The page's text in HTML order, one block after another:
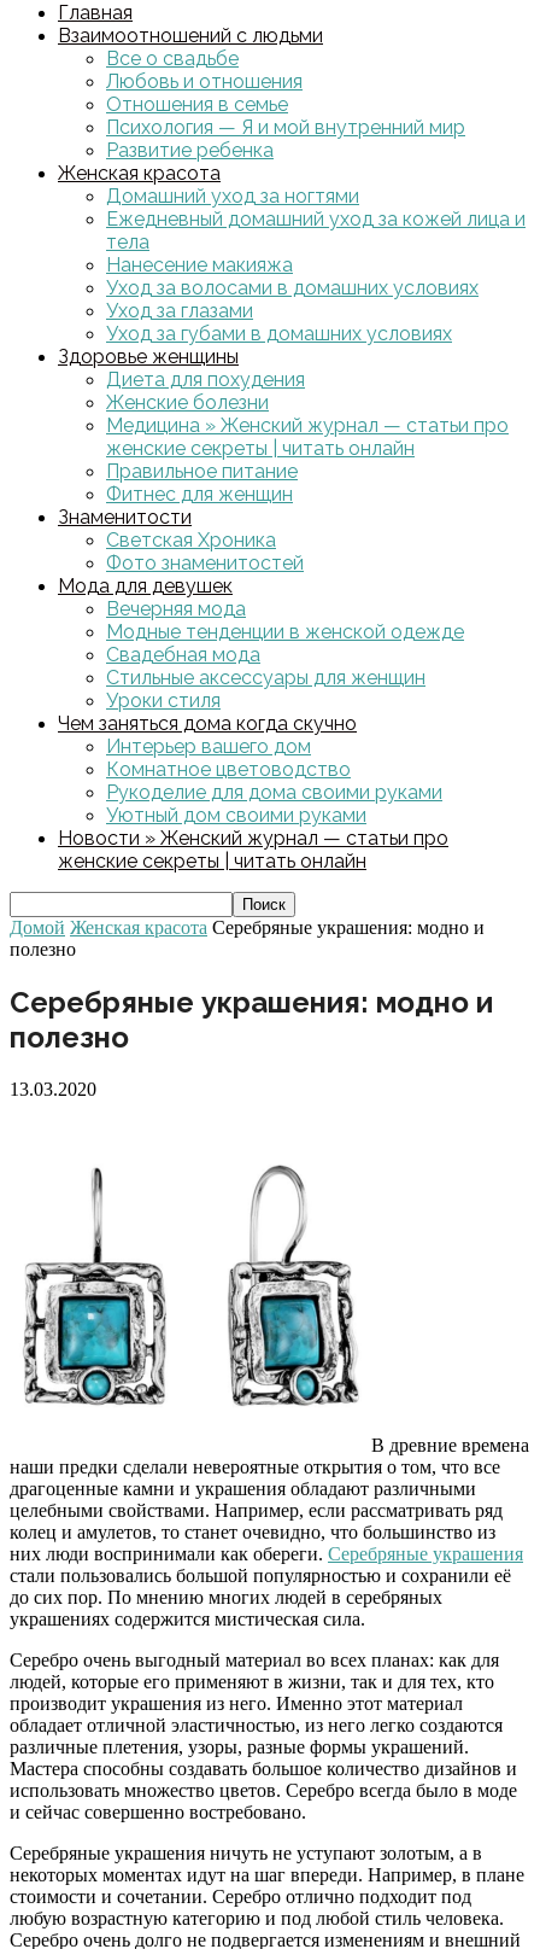
Главная
Взаимоотношений с людьми
Все о свадьбе
Любовь и отношения
Отношения в семье
Психология — Я и мой внутренний мир
Развитие ребенка
Женская красота
Домашний уход за ногтями
Ежедневный домашний уход за кожей лица и
тела
Нанесение макияжа
Уход за волосами в домашних условиях
Уход за глазами
Уход за губами в домашних условиях
Здоровье женщины
Диета для похудения
Женские болезни
Медицина » Женский журнал — статьи про
женские секреты | читать онлайн
Правильное питание
Фитнес для женщин
Знаменитости
Светская Хроника
Фото знаменитостей
Мода для девушек
Вечерняя мода
Модные тенденции в женской одежде
Свадебная мода
Стильные аксессуары для женщин
Уроки стиля
Чем заняться дома когда скучно
Интерьер вашего дом
Комнатное цветоводство
Рукоделие для дома своими руками
Уютный дом своими руками
Новости » Женский журнал — статьи про
женские секреты | читать онлайн
Домой Женская красота Серебряные украшения: модно и
полезно
Серебряные украшения: модно и
полезно
13.03.2020
В древние времена
наши предки сделали невероятные открытия о том, что все
драгоценные камни и украшения обладают различными
целебными свойствами. Например, если рассматривать ряд
колец и амулетов, то станет очевидно, что большинство из
них люди воспринимали как обереги. Серебряные украшения
стали пользовались большой популярностью и сохранили её
до сих пор. По мнению многих людей в серебряных
украшениях содержится мистическая сила.
Серебро очень выгодный материал во всех планах: как для
людей, которые его применяют в жизни, так и для тех, кто
производит украшения из него. Именно этот материал
обладает отличной эластичностью, из него легко создаются
различные плетения, узоры, разные формы украшений.
Мастера способны создавать большое количество дизайнов и
использовать множество цветов. Серебро всегда было в моде
и сейчас совершенно востребовано.
Серебряные украшения ничуть не уступают золотым, а в
некоторых моментах идут на шаг впереди. Например, в плане
стоимости и сочетании. Серебро отлично подходит под
любую возрастную категорию и под любой стиль человека.
Серебро очень долго не подвергается изменениям и внешний